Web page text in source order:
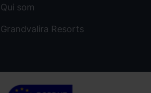
Qui som
Grandvalira Resorts